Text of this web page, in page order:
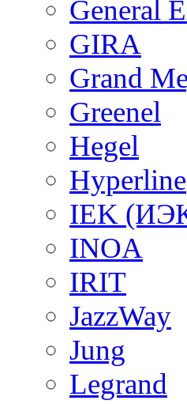
General
GIRA
Grand
Greenel
Hegel
Hyperline
IEK
INOA
IRIT
JazzWay
Jung
Legrand